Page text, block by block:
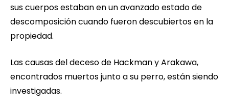
sus cuerpos estaban en un avanzado estado de
descomposición cuando fueron descubiertos en la
propiedad.
Las causas del deceso de Hackman y Arakawa,
encontrados muertos junto a su perro, están siendo
investigadas.